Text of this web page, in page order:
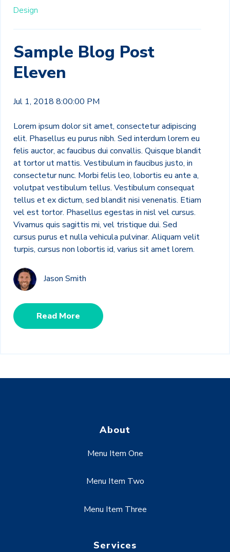
Design
Sample Blog Post
Eleven
Jul 1, 2018 8:00:00 PM
Lorem ipsum dolor sit amet, consectetur adipiscing
elit. Phasellus eu purus nibh. Sed interdum lorem eu
felis auctor, ac faucibus dui convallis. Quisque blandit
at tortor ut mattis. Vestibulum in faucibus justo, in
consectetur nunc. Morbi felis leo, lobortis eu ante a,
volutpat vestibulum tellus. Vestibulum consequat
tellus et ex dictum, sed blandit nisi venenatis. Etiam
vel est tortor. Phasellus egestas in nisl vel cursus.
Vivamus quis sagittis mi, vel tristique dui. Sed
cursus purus et nulla vehicula pulvinar. Aliquam velit
turpis, cursus non lobortis id, varius sit amet lorem.
Jason Smith
Read More
About
Menu Item One
Menu Item Two
Menu Item Three
Services